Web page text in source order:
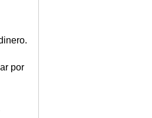
por